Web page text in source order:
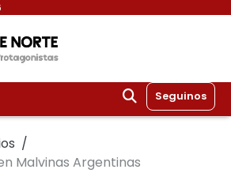
Seguinos
Malvinas Argentinas